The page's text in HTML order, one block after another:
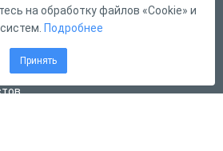
на обработку файлов «Cookie» и
Подробнее
Принять